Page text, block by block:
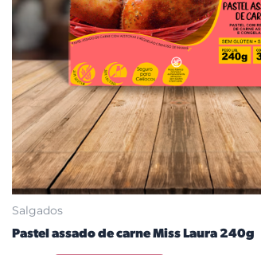
Salgados
Pastel assado de carne Miss Laura 240g